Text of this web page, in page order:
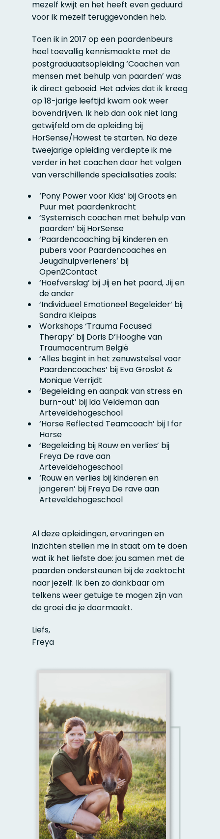
mezelf kwijt en het heeft even geduurd
voor ik mezelf teruggevonden heb.
Toen ik in 2017 op een paardenbeurs
heel toevallig kennismaakte met de
postgraduaatsopleiding ‘Coachen van
mensen met behulp van paarden’ was
ik direct geboeid. Het advies dat ik kreeg
op 18-jarige leeftijd kwam ook weer
bovendrijven. Ik heb dan ook niet lang
getwijfeld om de opleiding bij
HorSense/Howest te starten. Na deze
tweejarige opleiding verdiepte ik me
verder in het coachen door het volgen
van verschillende specialisaties zoals:
‘Pony Power voor Kids’ bij Groots en
Puur met paardenkracht
‘Systemisch coachen met behulp van
paarden’ bij HorSense
‘Paardencoaching bij kinderen en
pubers voor Paardencoaches en
Jeugdhulpverleners’ bij
Open2Contact
‘Hoefverslag’ bij Jij en het paard, Jij en
de ander
‘Individueel Emotioneel Begeleider’ bij
Sandra Kleipas
Workshops ‘Trauma Focused
Therapy’ bij Doris D’Hooghe van
Traumacentrum België
‘Alles begint in het zenuwstelsel voor
Paardencoaches’ bij Eva Groslot &
Monique Verrijdt
‘Begeleiding en aanpak van stress en
burn-out’ bij Ida Veldeman aan
Arteveldehogeschool
‘Horse Reflected Teamcoach’ bij I for
Horse
‘Begeleiding bij Rouw en verlies’ bij
Freya De rave aan
Arteveldehogeschool
‘Rouw en verlies bij kinderen en
jongeren’ bij Freya De rave aan
Arteveldehogeschool
Al deze opleidingen, ervaringen en
inzichten stellen me in staat om te doen
wat ik het liefste doe: jou samen met de
paarden ondersteunen bij de zoektocht
naar jezelf. Ik ben zo dankbaar om
telkens weer getuige te mogen zijn van
de groei die je doormaakt.
Liefs,
Freya